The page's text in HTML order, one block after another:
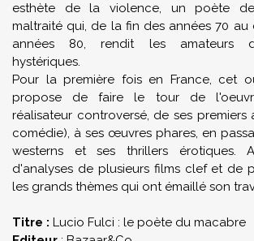
esthète de la violence, un poète
maltraité qui, de la fin des années 70 au
années 80, rendit les amateurs
hystériques.
Pour la première fois en France, cet
propose de faire le tour de
réalisateur controversé, de ses premiers
comédie), à ses œuvres phares, en
westerns et ses thrillers érotiques.
d'analyses de plusieurs films clef et de
les grands thèmes qui ont émaillé son
Titre : Lucio Fulci : le poète du macabre